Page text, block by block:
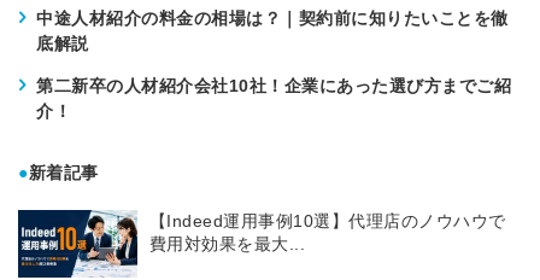
中途人材紹介の料金の相場は？｜契約前に知りたいことを徹
底解説
第二新卒の人材紹介会社10社！企業にあった選び方までご紹
介！
●新着記事
【Indeed運用事例10選】代理店のノウハウで
費用対効果を最大...